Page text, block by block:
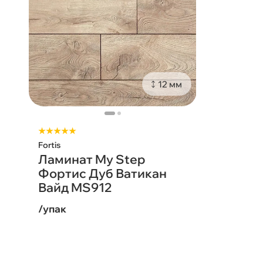
12 мм
★★★★★
Fortis
Ламинат My Step
Фортис Дуб Ватикан
Вайд MS912
/упак